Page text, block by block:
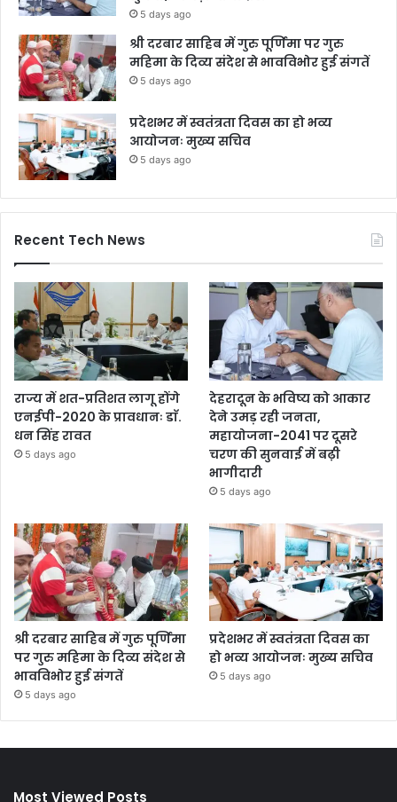
5 days ago
श्री दरबार साहिब में गुरु पूर्णिमा पर गुरु
महिमा के दिव्य संदेश से भावविभोर हुई संगतें
5 days ago
प्रदेशभर में स्वतंत्रता दिवस का हो भव्य
आयोजनः मुख्य सचिव
5 days ago
Recent Tech News
राज्य में शत-प्रतिशत लागू होंगे
एनईपी-2020 के प्रावधानः डाॅ.
धन सिंह रावत
5 days ago
देहरादून के भविष्य को आकार
देने उमड़ रही जनता,
महायोजना-2041 पर दूसरे
चरण की सुनवाई में बढ़ी
भागीदारी
5 days ago
श्री दरबार साहिब में गुरु पूर्णिमा
पर गुरु महिमा के दिव्य संदेश से
भावविभोर हुई संगतें
5 days ago
प्रदेशभर में स्वतंत्रता दिवस का
हो भव्य आयोजनः मुख्य सचिव
5 days ago
Most Viewed Posts